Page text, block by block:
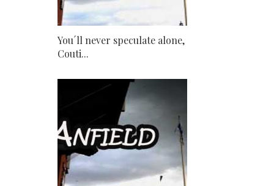
You´ll never speculate alone,
Couti...